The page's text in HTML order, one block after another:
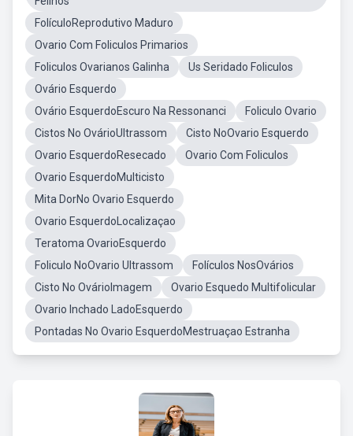
FolículoReprodutivo Maduro
Ovario Com Foliculos Primarios
Foliculos Ovarianos Galinha
Us Seridado Foliculos
Ovário Esquerdo
Ovário EsquerdoEscuro Na Ressonanci
Foliculo Ovario
Cistos No OvárioUltrassom
Cisto NoOvario Esquerdo
Ovario EsquerdoResecado
Ovario Com Foliculos
Ovario EsquerdoMulticisto
Mita DorNo Ovario Esquerdo
Ovario EsquerdoLocalizaçao
Teratoma OvarioEsquerdo
Foliculo NoOvario Ultrassom
Folículos NosOvários
Cisto No OvárioImagem
Ovario Esquedo Multifolicular
Ovario Inchado LadoEsquerdo
Pontadas No Ovario EsquerdoMestruaçao Estranha